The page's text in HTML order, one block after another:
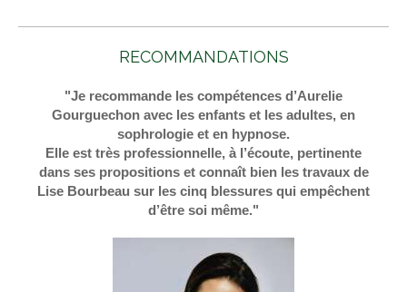
RECOMMANDATIONS
"Je recommande les compétences d’Aurelie
Gourguechon avec les enfants et les adultes, en
sophrologie et en hypnose.
Elle est très professionnelle, à l’écoute, pertinente
dans ses propositions et connaît bien les travaux de
Lise Bourbeau sur les cinq blessures qui empêchent
d’être soi même."